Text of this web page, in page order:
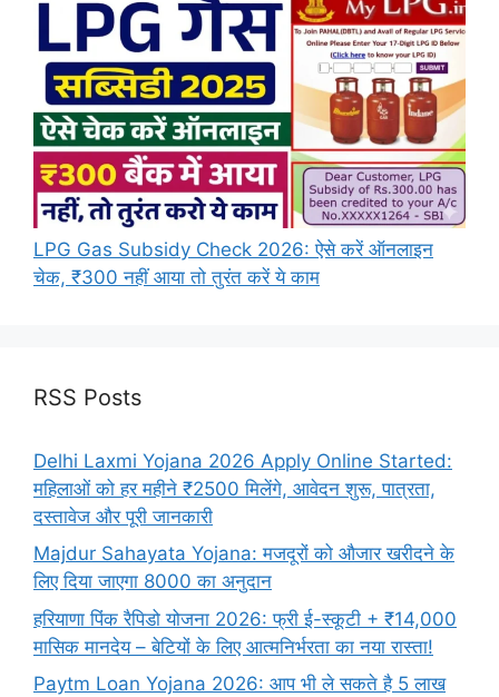
LPG Gas Subsidy Check 2026: ऐसे करें ऑनलाइन
चेक, ₹300 नहीं आया तो तुरंत करें ये काम
RSS Posts
Delhi Laxmi Yojana 2026 Apply Online Started:
महिलाओं को हर महीने ₹2500 मिलेंगे, आवेदन शुरू, पात्रता,
दस्तावेज और पूरी जानकारी
Majdur Sahayata Yojana: मजदूरों को औजार खरीदने के
लिए दिया जाएगा 8000 का अनुदान
हरियाणा पिंक रैपिडो योजना 2026: फ्री ई-स्कूटी + ₹14,000
मासिक मानदेय – बेटियों के लिए आत्मनिर्भरता का नया रास्ता!
Paytm Loan Yojana 2026: आप भी ले सकते है 5 लाख